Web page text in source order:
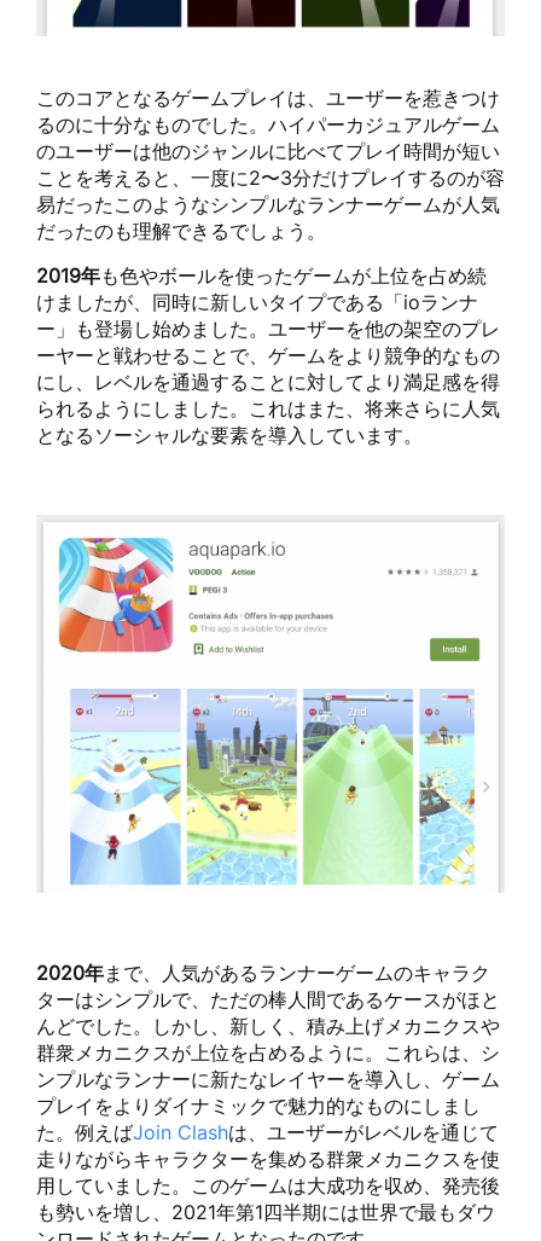
このコアとなるゲームプレイは、ユーザーを惹きつけ
るのに十分なものでした。ハイパーカジュアルゲーム
のユーザーは他のジャンルに比べてプレイ時間が短い
ことを考えると、一度に2〜3分だけプレイするのが容
易だったこのようなシンプルなランナーゲームが人気
だったのも理解できるでしょう。
2019年も色やボールを使ったゲームが上位を占め続
けましたが、同時に新しいタイプである「ioランナ
ー」も登場し始めました。ユーザーを他の架空のプレ
ーヤーと戦わせることで、ゲームをより競争的なもの
にし、レベルを通過することに対してより満足感を得
られるようにしました。これはまた、将来さらに人気
となるソーシャルな要素を導入しています。
2020年まで、人気があるランナーゲームのキャラク
ターはシンプルで、ただの棒人間であるケースがほと
んどでした。しかし、新しく、積み上げメカニクスや
群衆メカニクスが上位を占めるように。これらは、シ
ンプルなランナーに新たなレイヤーを導入し、ゲーム
プレイをよりダイナミックで魅力的なものにしまし
た。例えばJoin Clashは、ユーザーがレベルを通じて
走りながらキャラクターを集める群衆メカニクスを使
用していました。このゲームは大成功を収め、発売後
も勢いを増し、2021年第1四半期には世界で最もダウ